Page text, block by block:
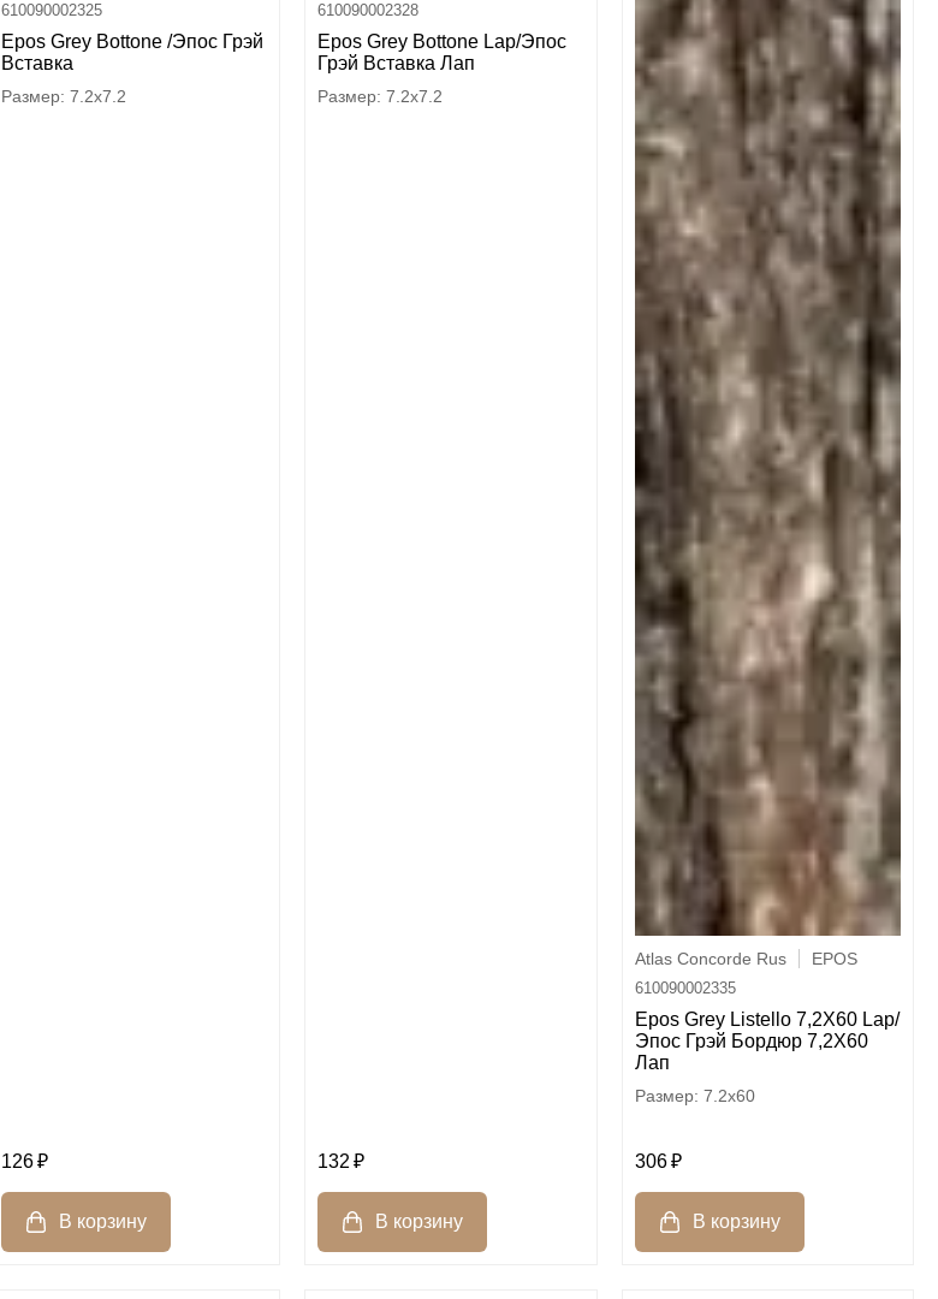
610090002325
Epos Grey Bottone /Эпос Грэй
Вставка
7.2x7.2
126
610090002328
Epos Grey Bottone Lap/Эпос
Грэй Вставка Лап
7.2x7.2
132
Atlas Concorde Rus EPOS
610090002335
Epos Grey Listello 7,2X60 Lap/
Эпос Грэй Бордюр 7,2X60
Лап
7.2x60
306